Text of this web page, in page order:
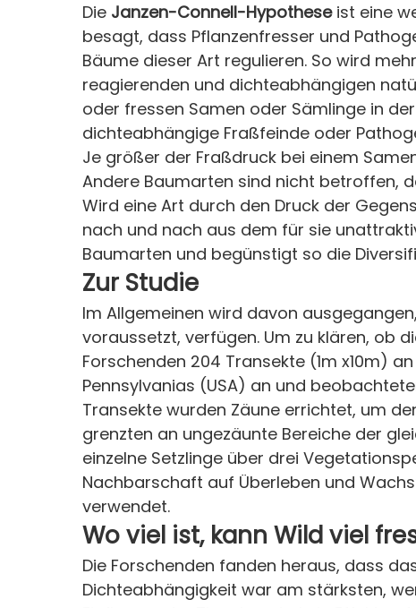
Die Janzen-Connell-Hypotheseist eine
besagt, dass Pflanzenfresser und
Bäume dieser Art regulieren. So wird
reagierenden und dichteabhängigen
oder fressen Samen oder Sämlinge in
dichteabhängige Fraßfeinde oder
Je größer der Fraßdruck bei einem
Andere Baumarten sind nicht betroffen,
Wird eine Art durch den Druck der
nach und nach aus dem für sie
Baumarten und begünstigt so die
Zur Studie
Im Allgemeinen wird davon
voraussetzt, verfügen. Um zu klären, ob
Forschenden 204 Transekte (1m x10m)
Pennsylvanias (USA) an und
Transekte wurden Zäune errichtet, um
grenzten an ungezäunte Bereiche der
einzelne Setzlinge über drei
Nachbarschaft auf Überleben und
verwendet.
Wo viel ist, kann Wild viel
Die Forschenden fanden heraus, dass
Dichteabhängigkeit war am stärksten,